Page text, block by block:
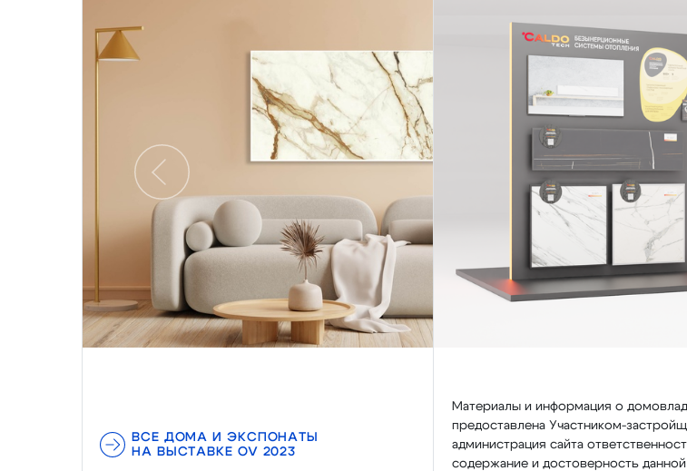
Предыдущий
ВСЕ ДОМА И ЭКСПОНАТЫ
НА ВЫСТАВКЕ OV 2023
Материалы и информация о
предоставлена Участником-
администрация сайта
содержание и достоверность